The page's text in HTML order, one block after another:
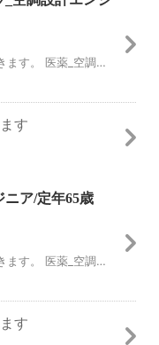
■業務内容 以下の業務を担当していただきます。 医薬_空調設計エンジニア [1]医薬品工場の建築設備（空調設備、給排水衛生設備、用役設備）に関する基本計画、提...
す
ニア/定年65歳
■業務内容 以下の業務を担当していただきます。 医薬_空調設計エンジニア [1]医薬品工場の建築設備（空調設備、給排水衛生設備、用役設備）に関する基本計画、提...
す